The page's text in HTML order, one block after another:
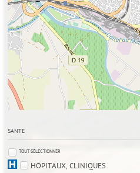
SANTÉ
TOUT SÉLECTIONNER
HÔPITAUX, CLINIQUES